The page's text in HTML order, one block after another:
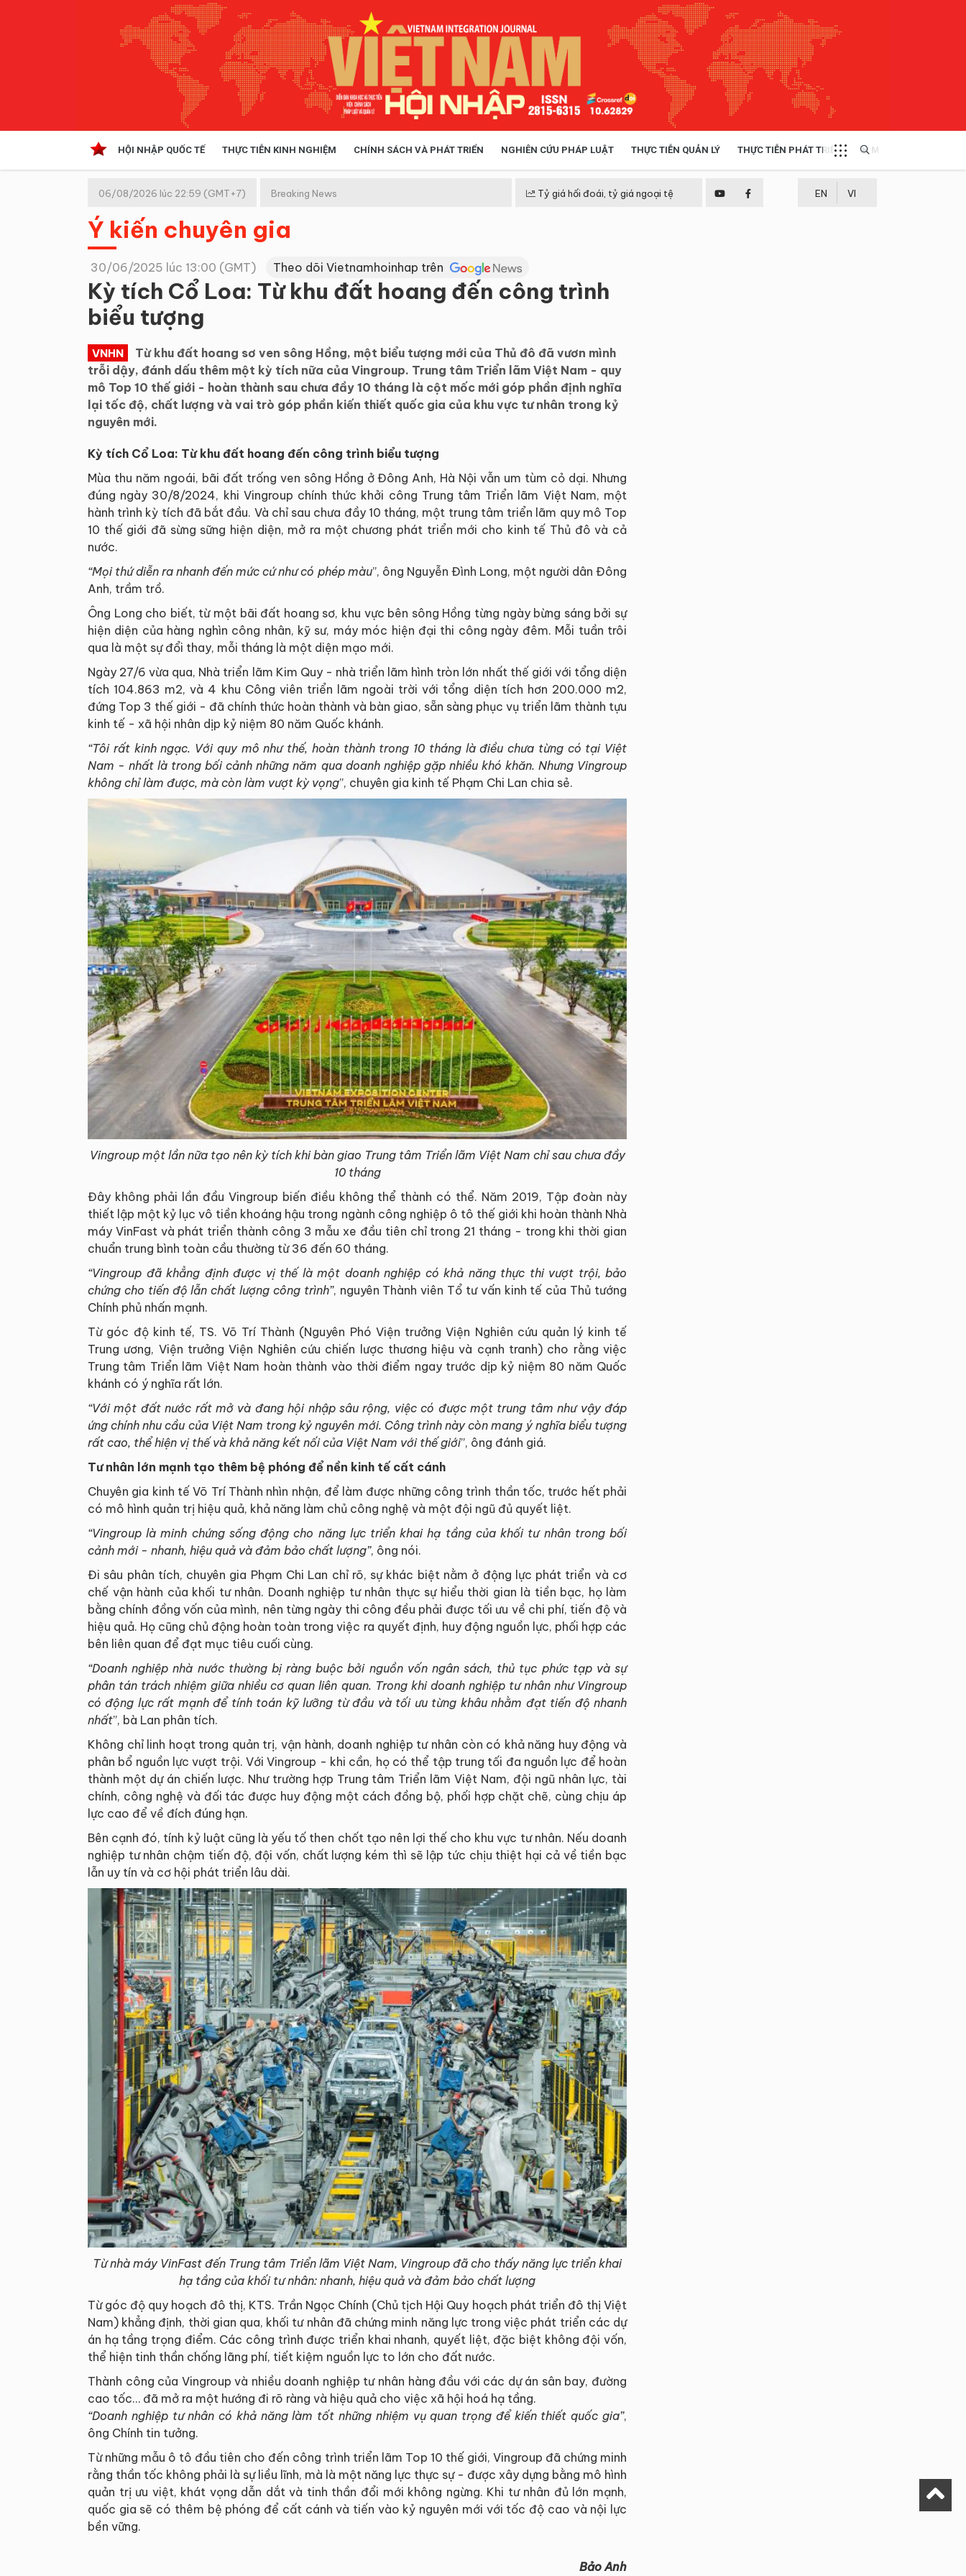
HỘI NHẬP QUỐC TẾ THỰC TIỄN KINH NGHIỆM CHÍNH SÁCH VÀ PHÁT TRIỂN NGHIÊN CỨU PHÁP LUẬT THỰC TIỄN QUẢN LÝ THỰC TIỄN PHÁT TRIỂN MULTIMEDIA
Kinh tế hội nhập
Doanh nghiệp
06/08/2026 lúc 22:59 (GMT+7) Breaking News Tỷ giá hối đoái, tỷ giá ngoại tệ EN VI
Ý kiến chuyên gia
30/06/2025 lúc 13:00 (GMT) Theo dõi Vietnamhoinhap trên
Kỳ tích Cổ Loa: Từ khu đất hoang đến công trình
biểu tượng
VNHN
Từ khu đất hoang sơ ven sông Hồng, một biểu tượng mới của Thủ đô đã vươn mình
trỗi dậy, đánh dấu thêm một kỳ tích nữa của Vingroup. Trung tâm Triển lãm Việt Nam - quy
mô Top 10 thế giới - hoàn thành sau chưa đầy 10 tháng là cột mốc mới góp phần định nghĩa
lại tốc độ, chất lượng và vai trò góp phần kiến thiết quốc gia của khu vực tư nhân trong kỷ
nguyên mới.
Kỳ tích Cổ Loa: Từ khu đất hoang đến công trình biểu tượng
Mùa thu năm ngoái, bãi đất trống ven sông Hồng ở Đông Anh, Hà Nội vẫn um tùm cỏ dại. Nhưng
đúng ngày 30/8/2024, khi Vingroup chính thức khởi công Trung tâm Triển lãm Việt Nam, một
hành trình kỳ tích đã bắt đầu. Và chỉ sau chưa đầy 10 tháng, một trung tâm triển lãm quy mô Top
10 thế giới đã sừng sững hiện diện, mở ra một chương phát triển mới cho kinh tế Thủ đô và cả
nước.
“Mọi thứ diễn ra nhanh đến mức cứ như có phép màu”, ông Nguyễn Đình Long, một người dân Đông
Anh, trầm trồ.
Ông Long cho biết, từ một bãi đất hoang sơ, khu vực bên sông Hồng từng ngày bừng sáng bởi sự
hiện diện của hàng nghìn công nhân, kỹ sư, máy móc hiện đại thi công ngày đêm. Mỗi tuần trôi
qua là một sự đổi thay, mỗi tháng là một diện mạo mới.
Ngày 27/6 vừa qua, Nhà triển lãm Kim Quy - nhà triển lãm hình tròn lớn nhất thế giới với tổng diện
tích 104.863 m2, và 4 khu Công viên triển lãm ngoài trời với tổng diện tích hơn 200.000 m2,
đứng Top 3 thế giới - đã chính thức hoàn thành và bàn giao, sẵn sàng phục vụ triển lãm thành tựu
kinh tế - xã hội nhân dịp kỷ niệm 80 năm Quốc khánh.
“Tôi rất kinh ngạc. Với quy mô như thế, hoàn thành trong 10 tháng là điều chưa từng có tại Việt
Nam - nhất là trong bối cảnh những năm qua doanh nghiệp gặp nhiều khó khăn. Nhưng Vingroup
không chỉ làm được, mà còn làm vượt kỳ vọng”, chuyên gia kinh tế Phạm Chi Lan chia sẻ.
Vingroup một lần nữa tạo nên kỳ tích khi bàn giao Trung tâm Triển lãm Việt Nam chỉ sau chưa đầy
10 tháng
Đây không phải lần đầu Vingroup biến điều không thể thành có thể. Năm 2019, Tập đoàn này
thiết lập một kỷ lục vô tiền khoáng hậu trong ngành công nghiệp ô tô thế giới khi hoàn thành Nhà
máy VinFast và phát triển thành công 3 mẫu xe đầu tiên chỉ trong 21 tháng - trong khi thời gian
chuẩn trung bình toàn cầu thường từ 36 đến 60 tháng.
“Vingroup đã khẳng định được vị thế là một doanh nghiệp có khả năng thực thi vượt trội, bảo
chứng cho tiến độ lẫn chất lượng công trình”, nguyên Thành viên Tổ tư vấn kinh tế của Thủ tướng
Chính phủ nhấn mạnh.
Từ góc độ kinh tế, TS. Võ Trí Thành (Nguyên Phó Viện trưởng Viện Nghiên cứu quản lý kinh tế
Trung ương, Viện trưởng Viện Nghiên cứu chiến lược thương hiệu và cạnh tranh) cho rằng việc
Trung tâm Triển lãm Việt Nam hoàn thành vào thời điểm ngay trước dịp kỷ niệm 80 năm Quốc
khánh có ý nghĩa rất lớn.
“Với một đất nước rất mở và đang hội nhập sâu rộng, việc có được một trung tâm như vậy đáp
ứng chính nhu cầu của Việt Nam trong kỷ nguyên mới. Công trình này còn mang ý nghĩa biểu tượng
rất cao, thể hiện vị thế và khả năng kết nối của Việt Nam với thế giới”, ông đánh giá.
Tư nhân lớn mạnh tạo thêm bệ phóng để nền kinh tế cất cánh
Chuyên gia kinh tế Võ Trí Thành nhìn nhận, để làm được những công trình thần tốc, trước hết phải
có mô hình quản trị hiệu quả, khả năng làm chủ công nghệ và một đội ngũ đủ quyết liệt.
“Vingroup là minh chứng sống động cho năng lực triển khai hạ tầng của khối tư nhân trong bối
cảnh mới - nhanh, hiệu quả và đảm bảo chất lượng”, ông nói.
Đi sâu phân tích, chuyên gia Phạm Chi Lan chỉ rõ, sự khác biệt nằm ở động lực phát triển và cơ
chế vận hành của khối tư nhân. Doanh nghiệp tư nhân thực sự hiểu thời gian là tiền bạc, họ làm
bằng chính đồng vốn của mình, nên từng ngày thi công đều phải được tối ưu về chi phí, tiến độ và
hiệu quả. Họ cũng chủ động hoàn toàn trong việc ra quyết định, huy động nguồn lực, phối hợp các
bên liên quan để đạt mục tiêu cuối cùng.
“Doanh nghiệp nhà nước thường bị ràng buộc bởi nguồn vốn ngân sách, thủ tục phức tạp và sự
phân tán trách nhiệm giữa nhiều cơ quan liên quan. Trong khi doanh nghiệp tư nhân như Vingroup
có động lực rất mạnh để tính toán kỹ lưỡng từ đầu và tối ưu từng khâu nhằm đạt tiến độ nhanh
nhất”, bà Lan phân tích.
Không chỉ linh hoạt trong quản trị, vận hành, doanh nghiệp tư nhân còn có khả năng huy động và
phân bổ nguồn lực vượt trội. Với Vingroup - khi cần, họ có thể tập trung tối đa nguồn lực để hoàn
thành một dự án chiến lược. Như trường hợp Trung tâm Triển lãm Việt Nam, đội ngũ nhân lực, tài
chính, công nghệ và đối tác được huy động một cách đồng bộ, phối hợp chặt chẽ, cùng chịu áp
lực cao để về đích đúng hạn.
Bên cạnh đó, tính kỷ luật cũng là yếu tố then chốt tạo nên lợi thế cho khu vực tư nhân. Nếu doanh
nghiệp tư nhân chậm tiến độ, đội vốn, chất lượng kém thì sẽ lập tức chịu thiệt hại cả về tiền bạc
lẫn uy tín và cơ hội phát triển lâu dài.
Từ nhà máy VinFast đến Trung tâm Triển lãm Việt Nam, Vingroup đã cho thấy năng lực triển khai
hạ tầng của khối tư nhân: nhanh, hiệu quả và đảm bảo chất lượng
Từ góc độ quy hoạch đô thị, KTS. Trần Ngọc Chính (Chủ tịch Hội Quy hoạch phát triển đô thị Việt
Nam) khẳng định, thời gian qua, khối tư nhân đã chứng minh năng lực trong việc phát triển các dự
án hạ tầng trọng điểm. Các công trình được triển khai nhanh, quyết liệt, đặc biệt không đội vốn,
thể hiện tinh thần chống lãng phí, tiết kiệm nguồn lực to lớn cho đất nước.
Thành công của Vingroup và nhiều doanh nghiệp tư nhân hàng đầu với các dự án sân bay, đường
cao tốc… đã mở ra một hướng đi rõ ràng và hiệu quả cho việc xã hội hoá hạ tầng.
“Doanh nghiệp tư nhân có khả năng làm tốt những nhiệm vụ quan trọng để kiến thiết quốc gia”,
ông Chính tin tưởng.
Từ những mẫu ô tô đầu tiên cho đến công trình triển lãm Top 10 thế giới, Vingroup đã chứng minh
rằng thần tốc không phải là sự liều lĩnh, mà là một năng lực thực sự - được xây dựng bằng mô hình
quản trị ưu việt, khát vọng dẫn dắt và tinh thần đổi mới không ngừng. Khi tư nhân đủ lớn mạnh,
quốc gia sẽ có thêm bệ phóng để cất cánh và tiến vào kỷ nguyên mới với tốc độ cao và nội lực
bền vững.
Bảo Anh